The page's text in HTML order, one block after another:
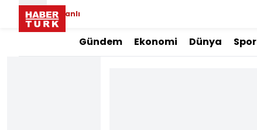
Canlı
Gündem Ekonomi Dünya Spor